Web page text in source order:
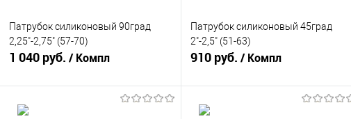
Патрубок силиконовый 90град
2,25"-2,75" (57-70)
1 040 руб. / Компл
Патрубок силиконовый 45град
2"-2,5" (51-63)
910 руб. / Компл